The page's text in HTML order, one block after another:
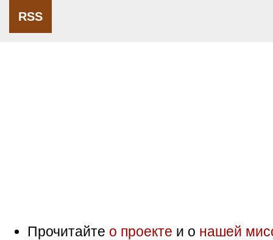
RSS
Прочитайте о проекте и о нашей